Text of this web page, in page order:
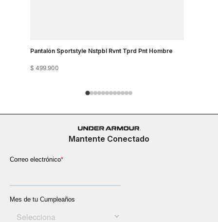
Pantalón Sportstyle Nstpbl Rvnt Tprd Pnt Hombre
$ 499.900
Mantente Conectado